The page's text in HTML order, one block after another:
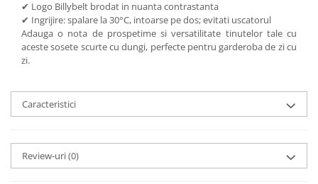
✔ Logo Billybelt brodat in nuanta contrastanta
✔ Ingrijire: spalare la 30°C, intoarse pe dos; evitati uscatorul
Adauga o nota de prospetime si versatilitate tinutelor tale cu
aceste sosete scurte cu dungi, perfecte pentru garderoba de zi cu
zi.
Caracteristici
Review-uri(0)